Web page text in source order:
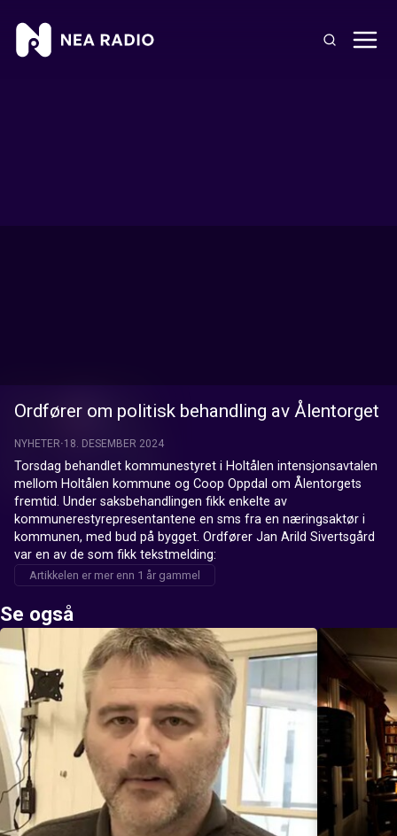
Ordfører om politisk behandling av Ålentorget
NYHETER 18. DESEMBER 2024
Torsdag behandlet kommunestyret i Holtålen intensjonsavtalen
mellom Holtålen kommune og Coop Oppdal om Ålentorgets
fremtid. Under saksbehandlingen fikk enkelte av
kommunerestyrepresentantene en sms fra en næringsaktør i
kommunen, med bud på bygget. Ordfører Jan Arild Sivertsgård
var en av de som fikk tekstmelding:
Artikkelen er mer enn 1 år gammel
Se også